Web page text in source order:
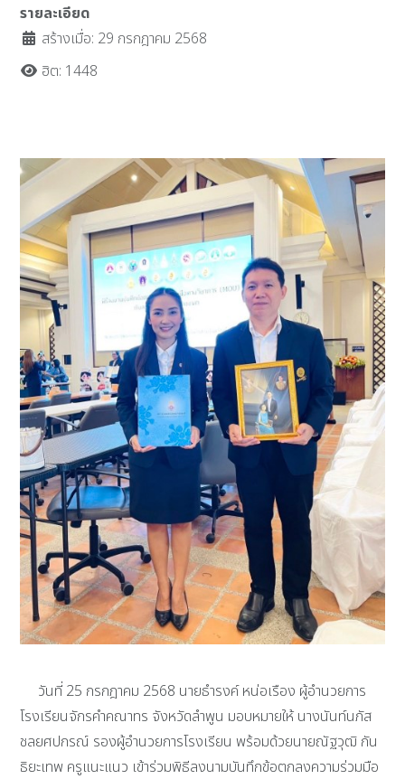
รายละเอียด
สร้างเมื่อ: 29 กรกฎาคม 2568
ฮิต: 1448
วันที่ 25 กรกฎาคม 2568 นายธำรงค์ หน่อเรือง ผู้อำนวยการ
โรงเรียนจักรคำคณาทร จังหวัดลำพูน มอบหมายให้ นางนันท์นภัส
ชลยศปกรณ์ รองผู้อำนวยการโรงเรียน พร้อมด้วยนายณัฐวุฒิ กัน
ธิยะเทพ ครูแนะแนว เข้าร่วมพิธีลงนามบันทึกข้อตกลงความร่วมมือ